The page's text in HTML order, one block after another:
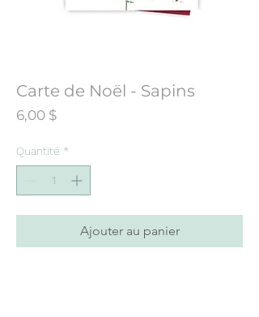
Carte de Noël - Sapins
6,00 $Prix
Quantité *
Ajouter au panier